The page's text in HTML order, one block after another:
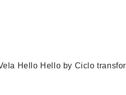
Hello Hello by Ciclo